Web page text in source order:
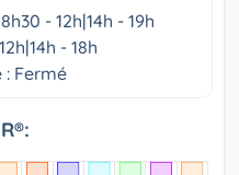
- 12h|14h - 19h
- 18h
: Fermé